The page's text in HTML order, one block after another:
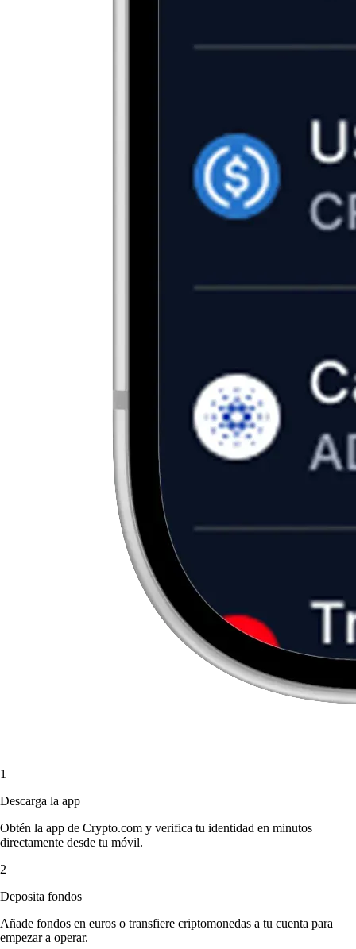
1
Descarga la app
Obtén la app de Crypto.com y verifica tu identidad en minutos
directamente desde tu móvil.
2
Deposita fondos
Añade fondos en euros o transfiere criptomonedas a tu cuenta para
empezar a operar.